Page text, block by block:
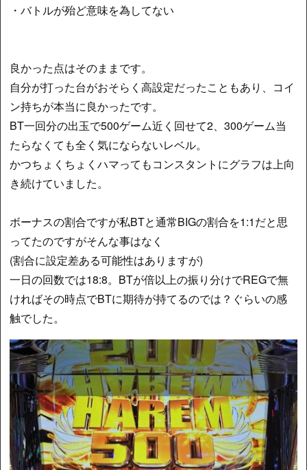
・バトルが殆ど意味を為してない
良かった点はそのままです。
自分が打った台がおそらく高設定だったこともあり、コイ
ン持ちが本当に良かったです。
BT一回分の出玉で500ゲーム近く回せて2、300ゲーム当
たらなくても全く気にならないレベル。
かつちょくちょくハマってもコンスタントにグラフは上向
き続けていました。
ボーナスの割合ですが私BTと通常BIGの割合を1:1だと思
ってたのですがそんな事はなく
(割合に設定差ある可能性はありますが)
一日の回数では18:8。BTが倍以上の振り分けでREGで無
ければその時点でBTに期待が持てるのでは？ぐらいの感
触でした。